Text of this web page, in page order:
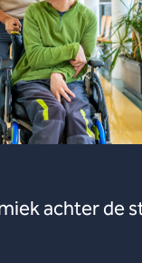
achter de